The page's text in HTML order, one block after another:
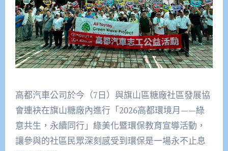
高都汽車公司於今（7日）與旗山區糖廠社區發展協
會連袂在旗山糖廠內進行「2026高都環境月——綠
意共生，永續同行」綠美化暨環保教育宣導活動，
讓參與的社區民眾深刻感受到環保是一場永不止息